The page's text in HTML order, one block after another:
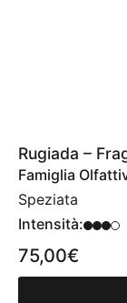
Rugiada –
Famiglia
Speziata
Intensità:
75,00€